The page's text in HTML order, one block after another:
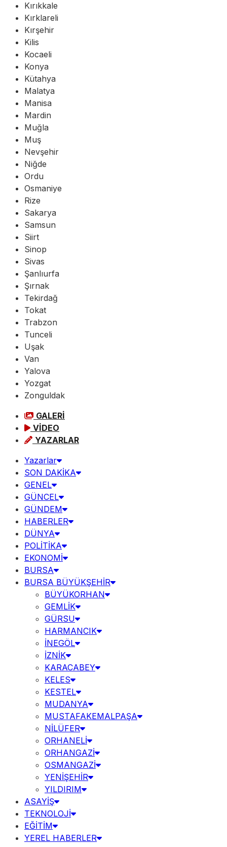
Kırıkkale
Kırklareli
Kırşehir
Kilis
Kocaeli
Konya
Kütahya
Malatya
Manisa
Mardin
Muğla
Muş
Nevşehir
Niğde
Ordu
Osmaniye
Rize
Sakarya
Samsun
Siirt
Sinop
Sivas
Şanlıurfa
Şırnak
Tekirdağ
Tokat
Trabzon
Tunceli
Uşak
Van
Yalova
Yozgat
Zonguldak
GALERİ
VİDEO
YAZARLAR
Yazarlar
SON DAKİKA
GENEL
GÜNCEL
GÜNDEM
HABERLER
DÜNYA
POLİTİKA
EKONOMİ
BURSA
BURSA BÜYÜKŞEHİR
BÜYÜKORHAN
GEMLİK
GÜRSU
HARMANCIK
İNEGÖL
İZNİK
KARACABEY
KELES
KESTEL
MUDANYA
MUSTAFAKEMALPAŞA
NİLÜFER
ORHANELİ
ORHANGAZİ
OSMANGAZİ
YENİŞEHİR
YILDIRIM
ASAYİŞ
TEKNOLOJİ
EĞİTİM
YEREL HABERLER